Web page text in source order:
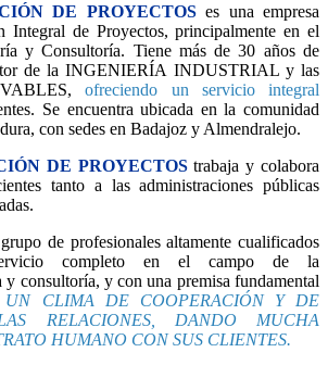
DE PROYECTOS es una empresa
Integral de Proyectos, principalmente en el
y Consultoría. Tiene más de 30 años de
de la INGENIERÍA INDUSTRIAL y las
ofreciendo un servicio integral
Se encuentra ubicada en la comunidad
con sedes en Badajoz y Almendralejo.
DE PROYECTOS trabaja y colabora
tanto a las administraciones públicas
de profesionales altamente cualificados
completo en el campo de la
y consultoría, y con una premisa fundamental
UN CLIMA DE COOPERACIÓN Y DE
RELACIONES, DANDO MUCHA
HUMANO CON SUS CLIENTES.